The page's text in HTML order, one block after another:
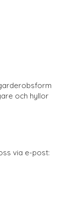
och hyllor
via e-post: